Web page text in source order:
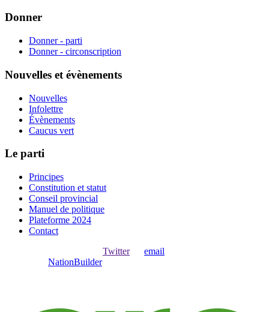
Donner
Donner - parti
Donner - circonscription
Nouvelles et évènements
Nouvelles
Infolettre
Évènements
Caucus vert
Le parti
Principes
Constitution et statut
Conseil provincial
Manuel de politique
Plateforme 2024
Contact
Twitterou email
NationBuilder